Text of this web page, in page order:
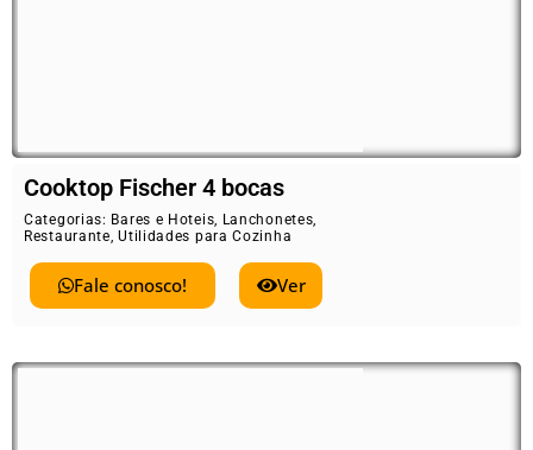
Cooktop Fischer 4 bocas
Categorias: Bares e Hoteis, Lanchonetes,
Restaurante,Utilidades para Cozinha
Fale conosco! Ver